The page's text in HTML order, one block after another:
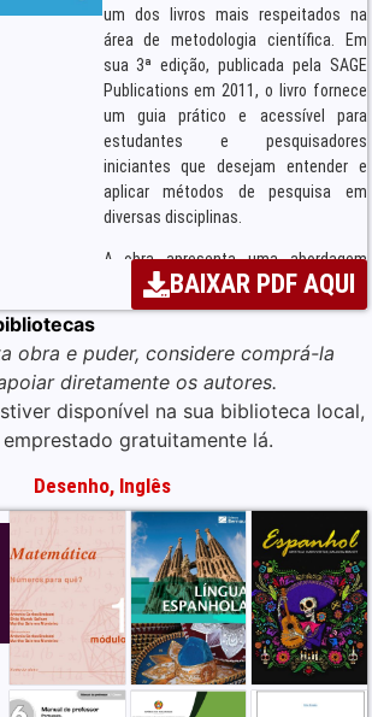
um dos livros mais respeitados na
área de metodologia científica. Em
sua 3ª edição, publicada pela SAGE
Publications em 2011, o livro fornece
um guia prático e acessível para
estudantes e pesquisadores
iniciantes que desejam entender e
aplicar métodos de pesquisa em
diversas disciplinas.
A obra apresenta uma abordagem
estruturada e sequencial do processo
de pesquisa, começando pela
pelo desenho da pesquisa, coleta e
análise de dados, até a interpretação
e apresentação dos resultados. O
autor divide o processo em etapas
compreenda cada fase com exemplos
práticos e exercícios que reforçam o
aprendizado.
Dentre os principais tópicos
abordados, destacam-se:
Diferenças entre pesquisa
qualitativa e quantitativa;
Escolha do desenho de
BAIXAR PDF AQUI
obra e puder, considere comprá-la
diretamente os autores.
disponível na sua biblioteca local,
gratuitamente lá.
Desenho, Inglês